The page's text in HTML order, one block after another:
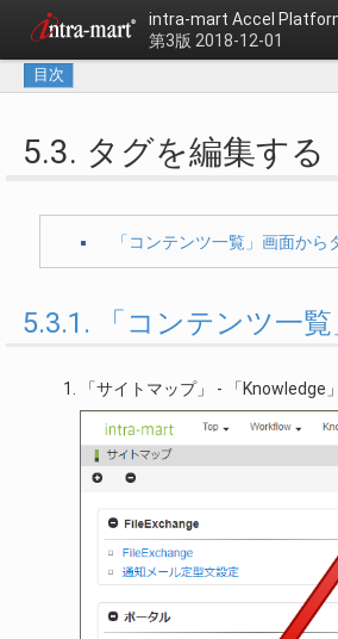
intra-mart Accel
第3版 2018-12-01
目次
5.3. タグを編集する
「コンテンツ一覧」画面から
5.3.1. 「コンテンツ一
「サイトマップ」 - 「